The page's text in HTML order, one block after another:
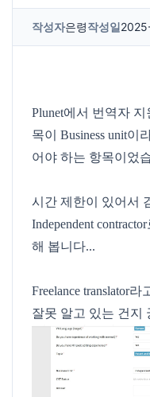
작성자은령작성일
Plunet에서 번역자
목이 Business unit이
어야 하는 항목이었
시간 제한이 있어서
Independent
해 봅니다...
Freelance translator
잘못 알고 있는 건지